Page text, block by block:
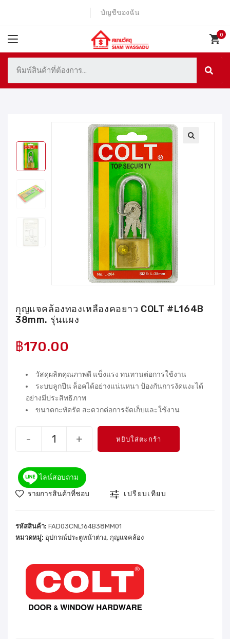
บัญชีของฉัน
กุญแจคล้องทองเหลืองคอยาว COLT #L164B
38mm. รุ่นแผง
฿170.00
วัสดุผลิตคุณภาพดี แข็งแรง ทนทานต่อการใช้งาน
ระบบลูกปืน ล็อคได้อย่างแน่นหนา ป้องกันการงัดแงะได้
อย่างมีประสิทธิภาพ
ขนาดกะทัดรัด สะดวกต่อการจัดเก็บและใช้งาน
- + หยิบใส่ตะกร้า
ไลน์สอบถาม
รายการสินค้าที่ชอบ
เปรียบเทียบ
รหัสสินค้า: FAD03CNL164B38MM01
หมวดหมู่: อุปกรณ์ประตูหน้าต่าง, กุญแจคล้อง